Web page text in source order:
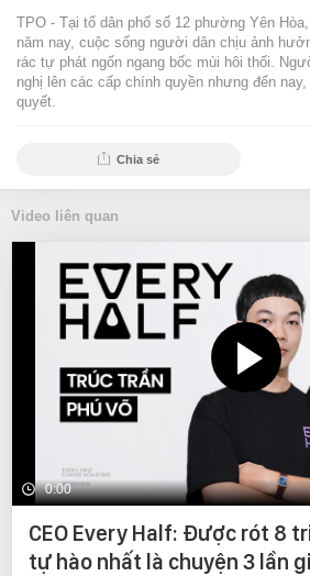
TPO - Tại tổ dân phố số 12 phường Yên
năm nay, cuộc sống người dân chịu ảnh
rác tự phát ngổn ngang bốc mùi hôi thối.
nghị lên các cấp chính quyền nhưng đến
quyết.
Chia sẻ
Video liên quan
0:00
CEO Every Half: Được rót 8
tự hào nhất là chuyện 3 lần